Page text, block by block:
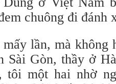
chuông đi đánh
lần, mà không
Sài Gòn, thầy ở
tôi một hai nhờ